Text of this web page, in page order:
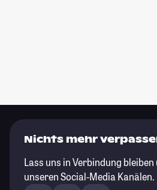
Nichts mehr
Lass uns in Verbindung
unseren Social-Media Kanälen.